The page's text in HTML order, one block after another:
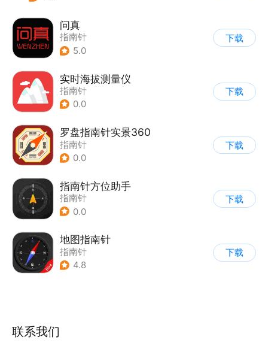
问真
指南针
5.0
下载
实时海拔测量仪
指南针
0.0
下载
罗盘指南针实景360
指南针
0.0
下载
指南针方位助手
指南针
0.0
下载
地图指南针
指南针
4.8
下载
联系我们